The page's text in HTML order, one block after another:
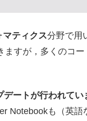
マティクス分野で用
すが，多くのコ
デートが行われてい
Notebookも（英語